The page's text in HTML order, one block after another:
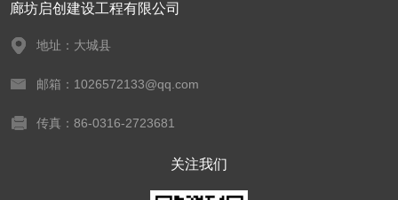
廊坊启创建设工程有限公司
地址：大城县
邮箱：1026572133@qq.com
传真：86-0316-2723681
关注我们